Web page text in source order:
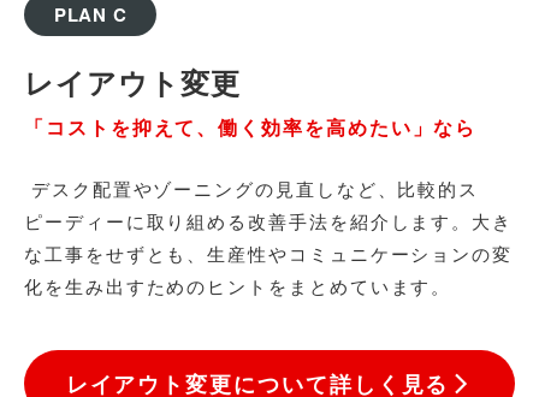
PLAN C
レイアウト変更
「コストを抑えて、働く効率を高めたい」なら
デスク配置やゾーニングの見直しなど、比較的ス
ピーディーに取り組める改善手法を紹介します。大き
な工事をせずとも、生産性やコミュニケーションの変
化を生み出すためのヒントをまとめています。
レイアウト変更について詳しく見る